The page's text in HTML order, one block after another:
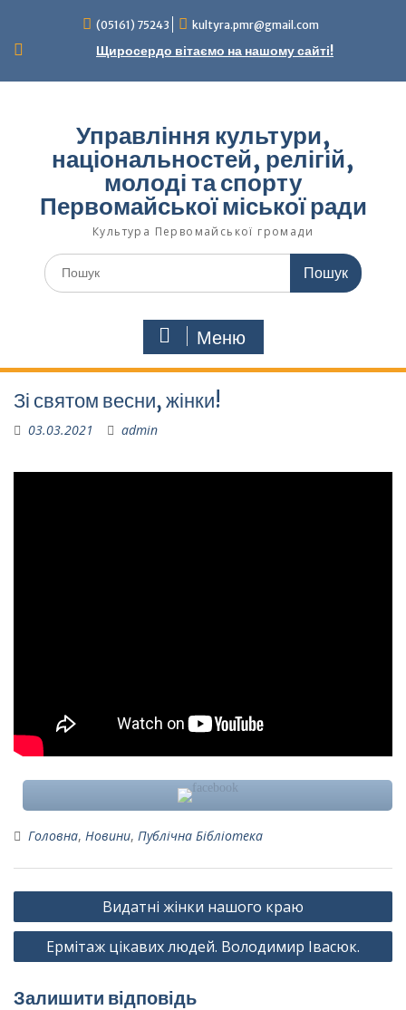
вмісту
(05161) 75243 kultyra.pmr@gmail.com
Щиросердо вітаємо на нашому сайті!
Управління культури,
національностей, релігій,
молоді та спорту
Первомайської міської ради
Культура Первомайcької громади
Шукати:
Меню
Зі святом весни, жінки!
03.03.2021 admin
Головна, Новини, Публічна Бібліотека
Навігація
записів
Видатні жінки нашого краю
Ермітаж цікавих людей. Володимир Івасюк.
Залишити відповідь